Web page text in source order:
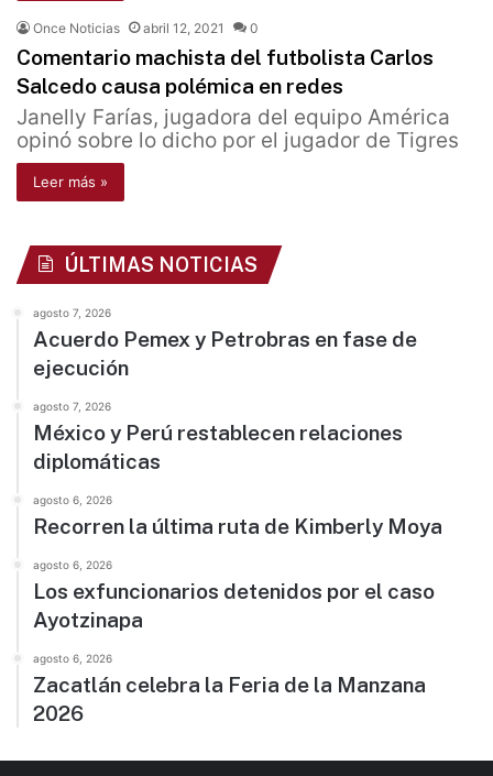
Once Noticias abril 12, 2021 0
Comentario machista del futbolista Carlos
Salcedo causa polémica en redes
Janelly Farías, jugadora del equipo América
opinó sobre lo dicho por el jugador de Tigres
Leer más »
ÚLTIMAS NOTICIAS
agosto 7, 2026
Acuerdo Pemex y Petrobras en fase de
ejecución
agosto 7, 2026
México y Perú restablecen relaciones
diplomáticas
agosto 6, 2026
Recorren la última ruta de Kimberly Moya
agosto 6, 2026
Los exfuncionarios detenidos por el caso
Ayotzinapa
agosto 6, 2026
Zacatlán celebra la Feria de la Manzana
2026